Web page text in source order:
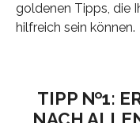
goldenen Tipps, die
hilfreich sein können.
TIPP №1: